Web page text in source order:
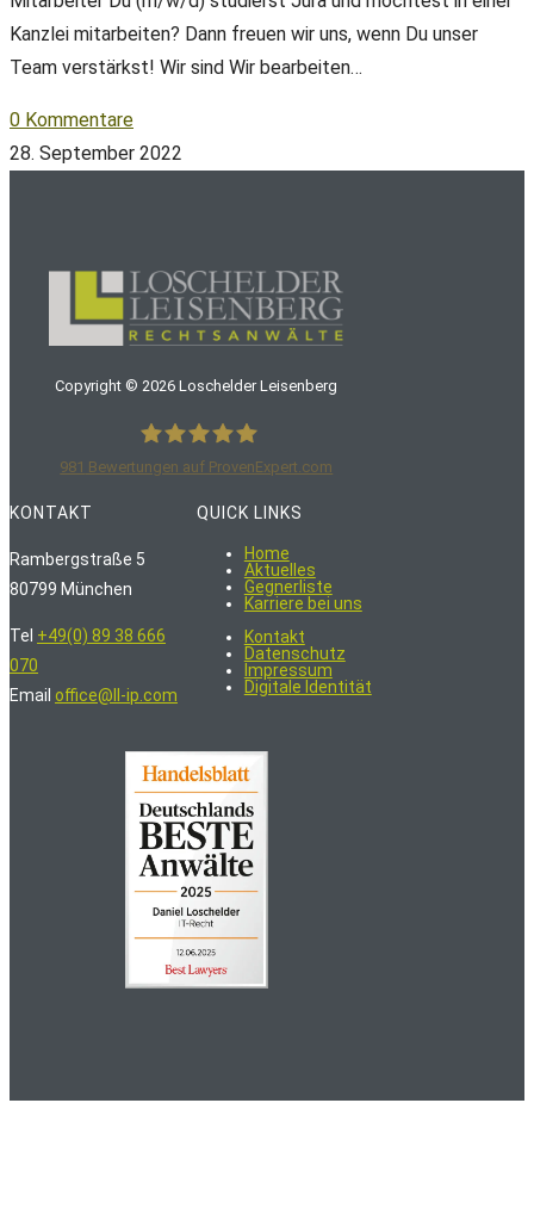
Kanzlei mitarbeiten? Dann freuen wir uns, wenn Du unser
Team verstärkst! Wir sind Wir bearbeiten…
0 Kommentare
28. September 2022
Copyright © 2026 Loschelder Leisenberg
LoschelderLeisenberg Rechtsanwälte
981 Bewertungen auf ProvenExpert.com
KONTAKT
Rambergstraße 5
80799 München
Tel +49(0) 89 38 666
070
Email office@ll-ip.com
QUICK LINKS
Home
Aktuelles
Gegnerliste
Karriere bei uns
Kontakt
Datenschutz
Impressum
Digitale Identität